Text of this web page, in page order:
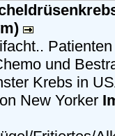
und
Krebs in
New Yorker